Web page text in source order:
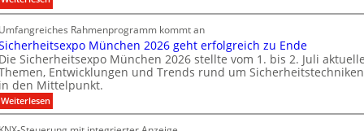
u
r
e
i
g
e
n
t
i
o
n
s
p
a
l
e
B
r
a
n
d
D
o
r
m
a
k
a
Rahmenprogramm kommt an
München 2026 geht erfolgreich zu Ende
Sicherheitsexpo München 2026 stellte vom 1. bis 2. Juli
Entwicklungen und Trends rund um Sicherheitstechniken
den Mittelpunkt.
Weiterlesen:
S